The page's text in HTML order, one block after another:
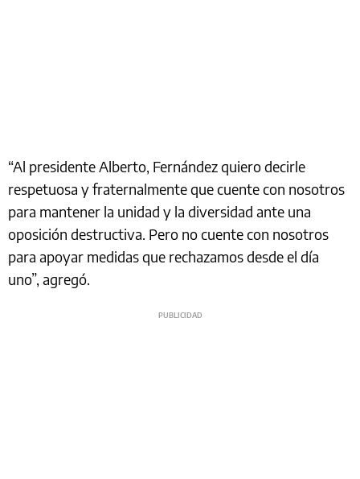
“Al presidente Alberto, Fernández quiero decirle
respetuosa y fraternalmente que cuente con nosotros
para mantener la unidad y la diversidad ante una
oposición destructiva. Pero no cuente con nosotros
para apoyar medidas que rechazamos desde el día
uno”, agregó.